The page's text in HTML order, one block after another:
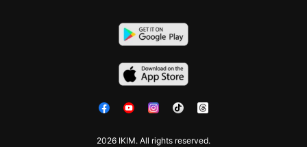
2026 IKIM. All rights reserved.